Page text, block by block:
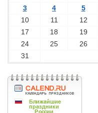
3 4 5
10
11 12
17
18 19
24
25 26
31